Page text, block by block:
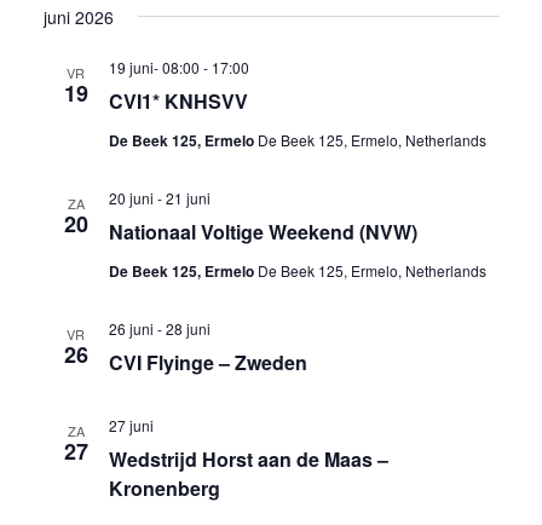
juni 2026
VR
19 CVI1* KNHSVV
19 juni- 08:00 - 17:00
De Beek 125, Ermelo De Beek 125, Ermelo, Netherlands
ZA
20 Nationaal Voltige Weekend (NVW)
20 juni -21 juni
De Beek 125, Ermelo De Beek 125, Ermelo, Netherlands
VR
26 CVI Flyinge – Zweden
26 juni -28 juni
ZA
27
Wedstrijd Horst aan de Maas –
Kronenberg
27 juni